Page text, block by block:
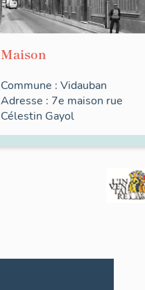
Maison
Commune : Vidauban
Adresse : 7e maison rue
Célestin Gayol